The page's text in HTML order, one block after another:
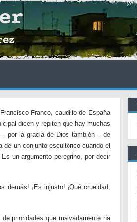
Franco, caudillo de España
dicen y repiten que hay muchas
por la gracia de Dios también – de
un conjunto escultórico cuando el
un argumento peregrino, por decir
demás! ¡Es injusto! ¡Qué crueldad,
prioridades que malvadamente ha